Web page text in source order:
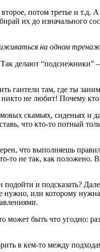
потом третье и т.д.
их до изначального
на одном
делают “подснежники”
гантели там, где ты
не любит! Почему
скамьях, сиденьях и
что кто-то потный
что выполняешь
то не так, как
и подсказать?
нужно, или которому
может быть что угодно:
в кем-то между